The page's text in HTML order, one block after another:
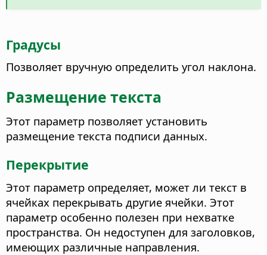
Градусы
Позволяет вручную определить угол наклона.
Размещение текста
Этот параметр позволяет установить
размещение текста подписи данных.
Перекрытие
Этот параметр определяет, может ли текст в
ячейках перекрывать другие ячейки. Этот
параметр особенно полезен при нехватке
пространства. Он недоступен для заголовков,
имеющих различные направления.